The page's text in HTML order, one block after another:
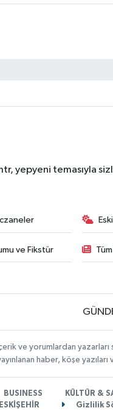
yepyeni temasıyla
ve Fikstür
ve yorumlardan
haber, köşe
BUSINESS KÜLTÜR &
ESKİŞEHİR Gizlilik